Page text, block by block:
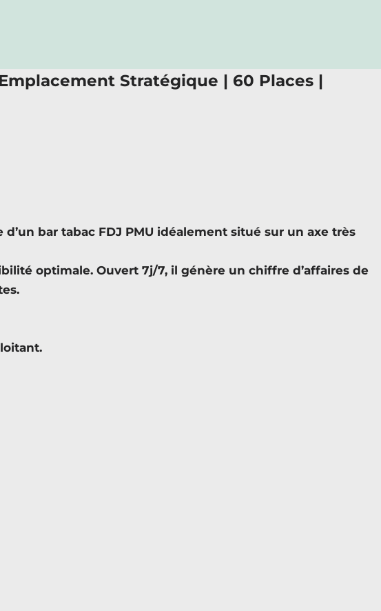
Stratégique | 60 Places |
d’un bar tabac FDJ PMU idéalement situé sur un axe très
optimale. Ouvert 7j/7, il génère un chiffre d’affaires de